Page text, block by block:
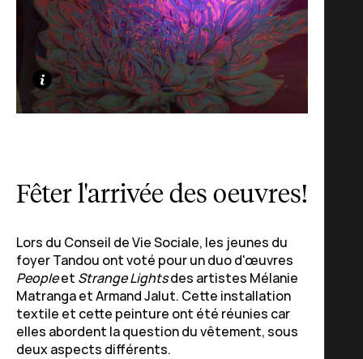
Fêter l'arrivée des oeuvres!
Lors du Conseil de Vie Sociale, les jeunes du
foyer Tandou ont voté pour un duo d'œuvres
Peopleet Strange Lightsdes artistes Mélanie
Matranga et Armand Jalut. Cette installation
textile et cette peinture ont été réunies car
elles abordent la question du vêtement, sous
deux aspects différents.